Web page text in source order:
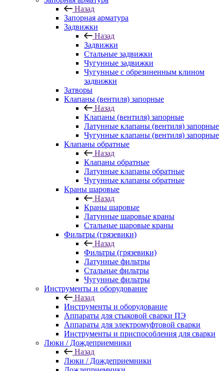
Назад
Запорная арматура
Задвижки
Назад
Задвижки
Стальные задвижки
Чугунные задвижки
Чугунные с обрезиненным клином
задвижки
Затворы
Клапаны (вентиля) запорные
Назад
Клапаны (вентиля) запорные
Латунные клапаны (вентиля) запорные
Чугунные клапаны (вентиля) запорные
Клапаны обратные
Назад
Клапаны обратные
Латунные клапаны обратные
Чугунные клапаны обратные
Краны шаровые
Назад
Краны шаровые
Латунные шаровые краны
Стальные шаровые краны
Фильтры (грязевики)
Назад
Фильтры (грязевики)
Латунные фильтры
Стальные фильтры
Чугунные фильтры
Инструменты и оборудование
Назад
Инструменты и оборудование
Аппараты для стыковой сварки ПЭ
Аппараты для электромуфтовой сварки
Инструменты и приспособления для сварки
Люки / Дождеприемники
Назад
Люки / Дождеприемники